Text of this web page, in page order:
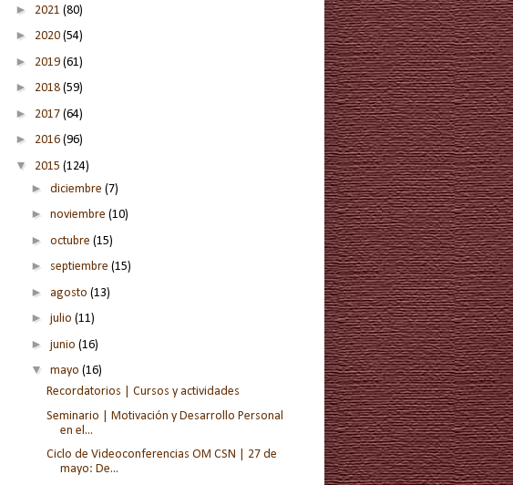
► 2021 (80)
► 2020 (54)
► 2019 (61)
► 2018 (59)
► 2017 (64)
► 2016 (96)
▼ 2015 (124)
► diciembre (7)
► noviembre (10)
► octubre (15)
► septiembre (15)
► agosto (13)
► julio (11)
► junio (16)
▼ mayo (16)
Recordatorios | Cursos y actividades
Seminario | Motivación y Desarrollo Personal
en el...
Ciclo de Videoconferencias OM CSN | 27 de
mayo: De...